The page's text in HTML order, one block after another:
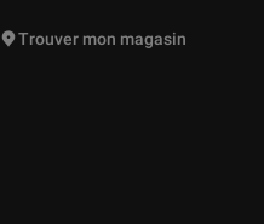
vous être proposées
Trouver mon magasin